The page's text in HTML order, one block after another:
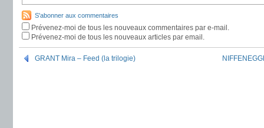
S'abonner aux commentaires
Prévenez-moi de tous les nouveaux commentaires par e-mail.
Prévenez-moi de tous les nouveaux articles par email.
GRANT Mira – Feed (la trilogie)